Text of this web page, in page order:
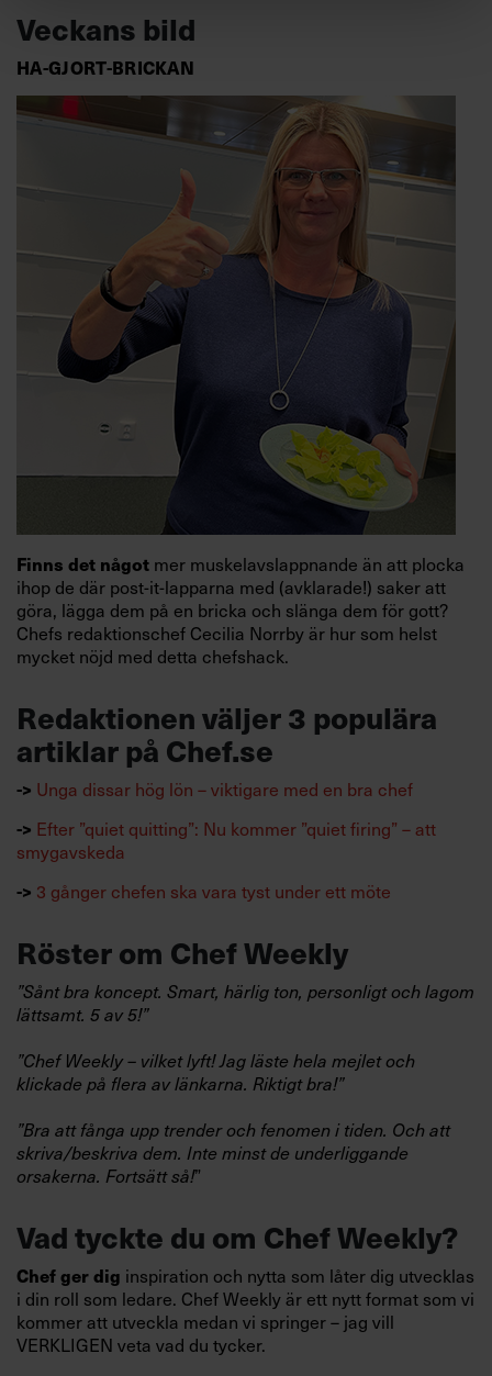
Veckans bild
HA-GJORT-BRICKAN
Finns det något mer muskelavslappnande än att plocka
ihop de där post-it-lapparna med (avklarade!) saker att
göra, lägga dem på en bricka och slänga dem för gott?
Chefs redaktionschef Cecilia Norrby är hur som helst
mycket nöjd med detta chefshack.
Redaktionen väljer 3 populära
artiklar på Chef.se
-> Unga dissar hög lön – viktigare med en bra chef
-> Efter ”quiet quitting”: Nu kommer ”quiet firing” – att
smygavskeda
-> 3 gånger chefen ska vara tyst under ett möte
Röster om Chef Weekly
”Sånt bra koncept. Smart, härlig ton, personligt och lagom
lättsamt. 5 av 5!”
”Chef Weekly – vilket lyft! Jag läste hela mejlet och
klickade på flera av länkarna. Riktigt bra!”
”Bra att fånga upp trender och fenomen i tiden. Och att
skriva/beskriva dem. Inte minst de underliggande
orsakerna. Fortsätt så!”
Vad tyckte du om Chef Weekly?
Chef ger dig inspiration och nytta som låter dig utvecklas
i din roll som ledare. Chef Weekly är ett nytt format som vi
kommer att utveckla medan vi springer – jag vill
VERKLIGEN veta vad du tycker.